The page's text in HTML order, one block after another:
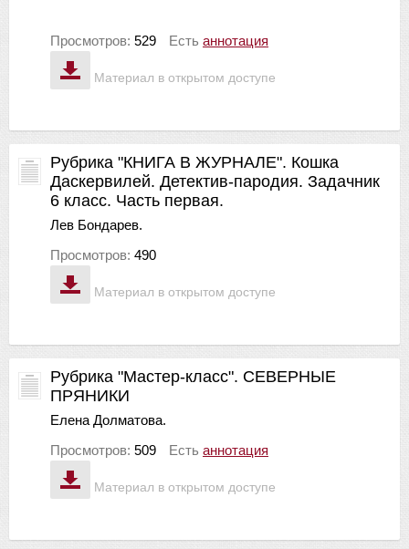
Материал в открытом доступе
Просмотров: 529 Есть аннотация
Материал в открытом доступе
Рубрика "КНИГА В ЖУРНАЛЕ". Кошка
Даскервилей. Детектив-пародия. Задачник
6 класс. Часть первая.
Лев Бондарев.
Просмотров: 490
Материал в открытом доступе
Рубрика "Мастер-класс". СЕВЕРНЫЕ
ПРЯНИКИ
Елена Долматова.
Просмотров: 509 Есть аннотация